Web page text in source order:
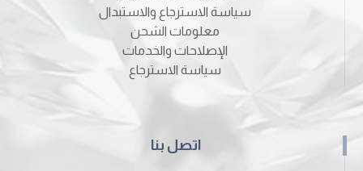
سياسة الاسترجاع والاستبدال
معلومات الشحن
الإصلاحات والخدمات
سياسة الاسترجاع
اتصل بنا